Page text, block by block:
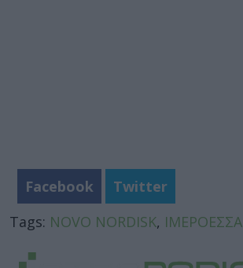
Facebook
Twitter
Tags: NOVO NORDISK, ΙΜΕΡΟΕΣΣΑ